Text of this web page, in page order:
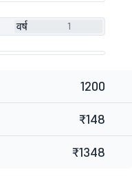
वर्ष
1200
₹148
₹1348